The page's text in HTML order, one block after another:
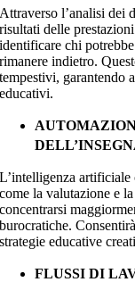
Attraverso l’analisi dei
risultati delle
identificare chi
rimanere indietro.
tempestivi, garantendo
educativi.
L’intelligenza
come la valutazione e
concentrarsi
burocratiche.
strategie educative
FLUSSI DI